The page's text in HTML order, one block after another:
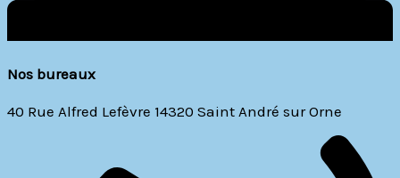
Nos bureaux
40 Rue Alfred Lefèvre 14320 Saint André sur Orne